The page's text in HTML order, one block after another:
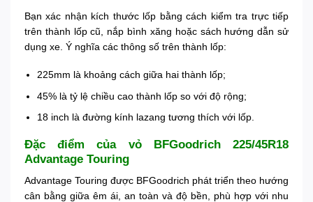
Bạn xác nhận kích thước lốp bằng cách kiểm tra trực tiếp
trên thành lốp cũ, nắp bình xăng hoặc sách hướng dẫn sử
dụng xe. Ý nghĩa các thông số trên thành lốp:
225mm là khoảng cách giữa hai thành lốp;
45% là tỷ lệ chiều cao thành lốp so với độ rộng;
18 inch là đường kính lazang tương thích với lốp.
Đặc điểm của vỏ BFGoodrich 225/45R18
Advantage Touring
Advantage Touring được BFGoodrich phát triển theo hướng
cân bằng giữa êm ái, an toàn và độ bền, phù hợp với nhu